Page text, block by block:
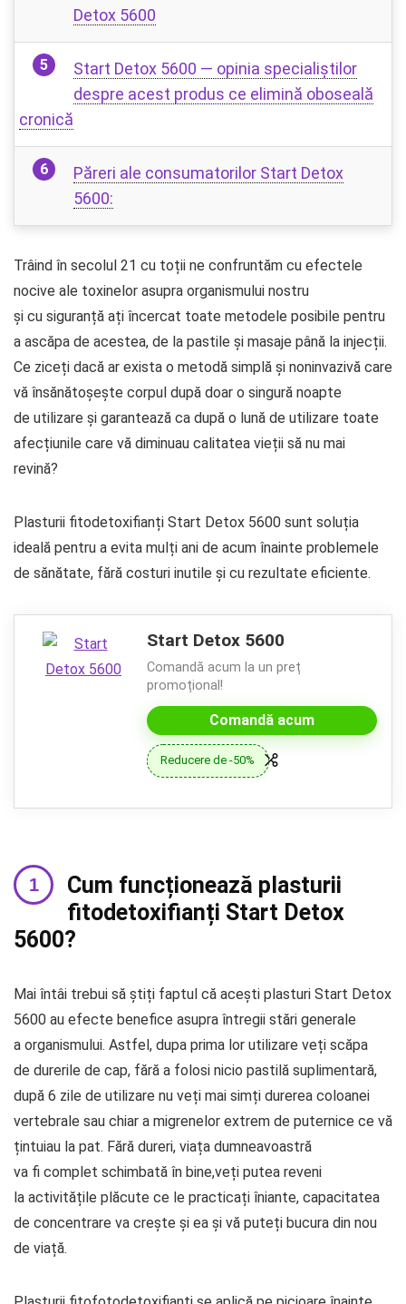
Detox 5600
Start Detox 5600 — opinia specialiștilor
despre acest produs ce elimină oboseală
cronică
Păreri ale consumatorilor Start Detox
5600:
Trâind în secolul 21 cu toții ne confruntăm cu efectele
nocive ale toxinelor asupra organismului nostru
și cu siguranță ați încercat toate metodele posibile pentru
a ascăpa de acestea, de la pastile și masaje până la injecții.
Ce ziceți dacă ar exista o metodă simplă și noninvazivă care
vă însănătoșește corpul după doar o singură noapte
de utilizare și garantează ca după o lună de utilizare toate
afecțiunile care vă diminuau calitatea vieții să nu mai
revină?
Plasturii fitodetoxifianți Start Detox 5600 sunt soluția
ideală pentru a evita mulți ani de acum înainte problemele
de sănătate, fără costuri inutile și cu rezultate eficiente.
Start Detox 5600
Comandă acum la un preț
promoțional!
Comandă acum
Reducere de -50%
Cum funcționează plasturii
fitodetoxifianți Start Detox
5600?
Mai întâi trebui să știți faptul că acești plasturi Start Detox
5600 au efecte benefice asupra întregii stări generale
a organismului. Astfel, dupa prima lor utilizare veți scăpa
de durerile de cap, fără a folosi nicio pastilă suplimentară,
după 6 zile de utilizare nu veți mai simți durerea coloanei
vertebrale sau chiar a migrenelor extrem de puternice ce vă
țintuiau la pat. Fără dureri, viața dumneavoastră
va fi complet schimbată în bine,veți putea reveni
la activitățile plăcute ce le practicați îniante, capacitatea
de concentrare va crește și ea și vă puteți bucura din nou
de viață.